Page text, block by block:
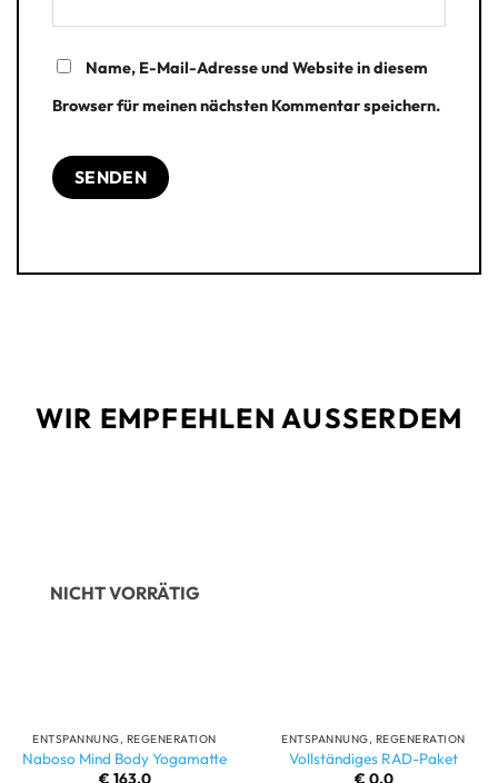
Name, E-Mail-Adresse und Website in diesem
Browser für meinen nächsten Kommentar speichern.
WIR EMPFEHLEN AUSSERDEM
NICHT VORRÄTIG
ENTSPANNUNG, REGENERATION
Naboso Mind Body Yogamatte
€ 163,0
ENTSPANNUNG, REGENERATION
Vollständiges RAD-Paket
€ 0,0